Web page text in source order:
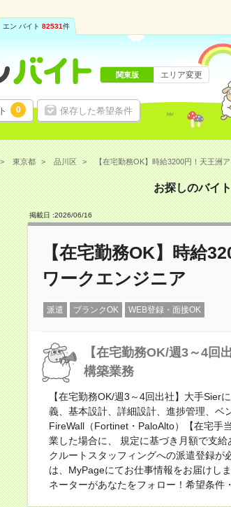
エン バイト 82531件
0 保存した希望条件
関東版 エリア変更
東京都 品川区 【在宅勤務OK】時給3200円！天王洲
お探しのバイ
掲載日 :2026/06/16
【在宅勤務OK】時給
ワークエンジニア
派遣 ブランクOK WEB登録・面接OK
【在宅勤務OK/週3～4回
構築業務
【在宅勤務OK/週3～4回出社】大手
義、基本設計、詳細設計、進捗管理、ベ
FireWall（Fortinet・PaloAlto）【在宅手
業した場合に、 規定に基づき月額で支
クルートスタッフィングへの派遣登録
は、MyPageにてお仕事情報をお届けし
ネーターがあなたをフォロー！希望条件